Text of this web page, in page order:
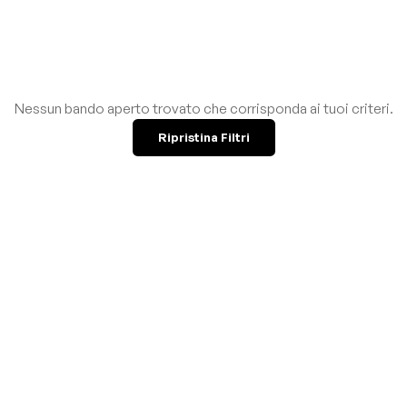
Nessun bando aperto trovato che corrisponda ai tuoi criteri.
Ripristina Filtri